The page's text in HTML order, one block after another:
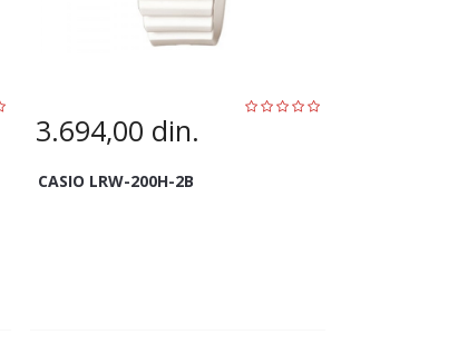
3.694,00 din.
CASIO LRW-200H-2B